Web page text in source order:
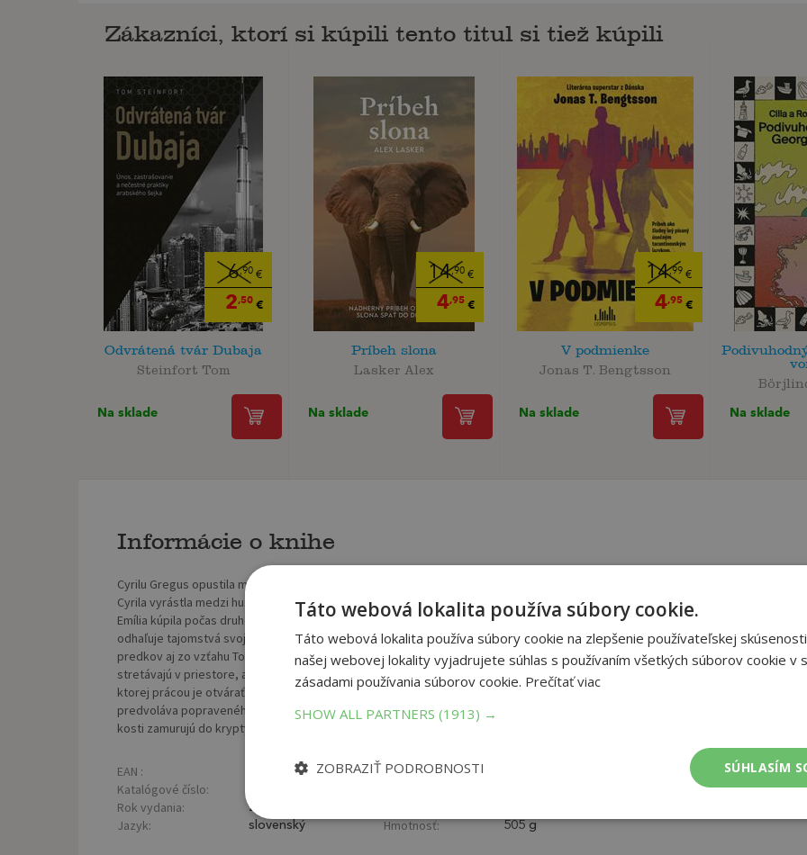
Zákazníci, ktorí si kúpili tento titul si tiež kúpili
6,90€
2,50€
Odvrátená tvár Dubaja
Steinfort Tom
Na sklade
14,90€
4,95€
Príbeh slona
Lasker Alex
Na sklade
14,99 €
4,95 €
V podmienke
Jonas T. Bengtsson
Na sklade Na sklade
Informácie o knihe
Cyrilu Gregus opustila matka hneď po narodení a hoci si to po roku rozmyslela a vzala dcéru k sebe, nikdy ju neľúbila.
Cyrila vyrástla medzi husami a mačkami na dedinskom dvore, fascinovaná starožitnou posteľou, ktorú prastará matka
Emília kúpila počas druhej svetovej vojny v dražbe majetku Židov deportovaných do táborov smrti. Cyrila nemilosrdne
odhaľuje tajomstvá svojej rodiny spätne cez štyri generácie a rozpletá vrkoč osudov spletený z tragédie holokaustu,
predkov aj zo vzťahu Tomáša Debrentheya, biskupa z 15. storočia, k rybárke Anne. Kniha je mozaikou postáv, ktoré sa
stretávajú v priestore, ale nie v čase. Spája ich morálne zlyhanie a vyrezávaná starožitná posteľ. Cyrila, archeologička,
ktorej prácou je otvárať hroby a hľadať mŕtvych, si kladie otázky o kolektívnej vine a pasivite jednotlivca voči zločinu a
predvoláva popraveného prezidenta slovenského štátu, katolíckeho kňaza Jozefa Tisa, aby sa predtým, než jeho
kosti zamurujú do krypty pod biskupským palácom, opäť postavil pred súd.
EAN : 9788055181271
Katalógové číslo:
Rok vydania: 2021
Jazyk: slovenský
Počet strán:
Hmotnosť: 505 g
Táto webová lokalita používa súbory cookie.
Táto webová lokalita používa súbory cookie na zlepšenie používateľskej
našej webovej lokality vyjadrujete súhlas s používaním všetkých súborov cookie v
zásadami používania súborov cookie. Prečítať viac
SHOW ALL PARTNERS (1913) →
SÚHLASÍM
ZOBRAZIŤ PODROBNOSTI